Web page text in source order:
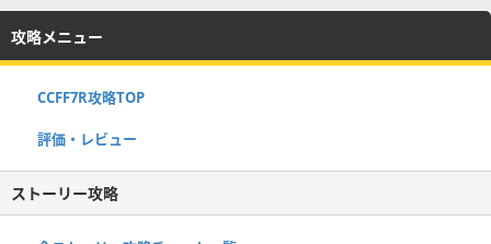
攻略メニュー
CCFF7R攻略TOP
評価・レビュー
ストーリー攻略